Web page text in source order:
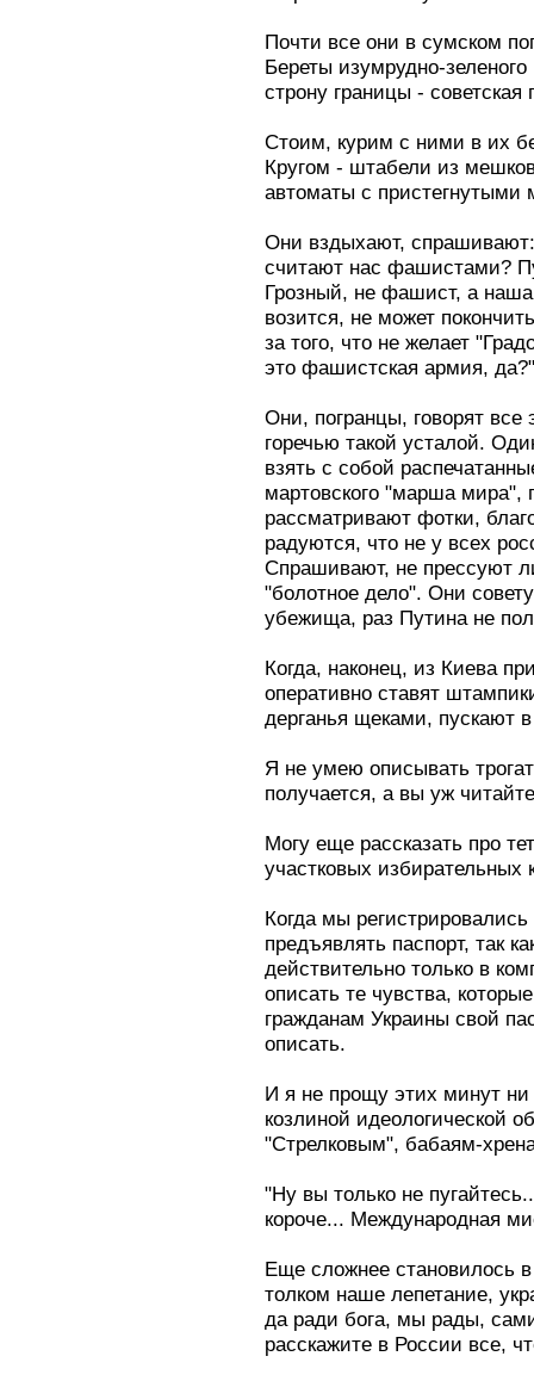
Почти все они в сумском
Береты изумрудно-
строну границы - советская
Стоим, курим с ними в их
Кругом - штабели из
автоматы с пристегнутыми
Они вздыхают,
считают нас фашистами?
Грозный, не фашист, а
возится, не может
за того, что не желает
это фашистская армия, да?"
Они, погранцы, говорят все
горечью такой усталой.
взять с собой
мартовского "марша мира",
рассматривают фотки,
радуются, что не у всех
Спрашивают, не прессуют
"болотное дело". Они
убежища, раз Путина не
Когда, наконец, из Киева
оперативно ставят
дерганья щеками, пускают в
Я не умею описывать
получается, а вы уж
Могу еще рассказать про
участковых избирательных
Когда мы
предъявлять паспорт, так
действительно только в
описать те чувства,
гражданам Украины свой
описать.
И я не прощу этих минут ни
козлиной идеологической
"Стрелковым", бабаям-
"Ну вы только не
короче... Международная
Еще сложнее становилось
толком наше лепетание,
да ради бога, мы рады,
расскажите в России все,